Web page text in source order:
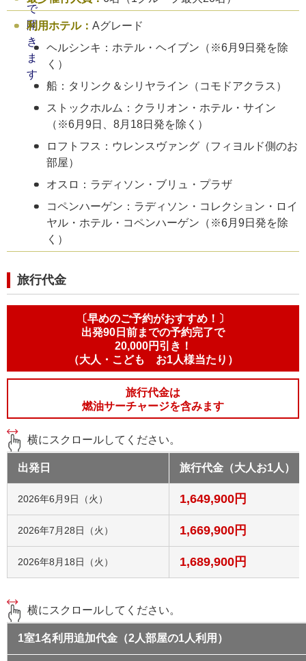
利用ホテル： Aグレード
ヘルシンキ：ホテル・ヘイブン（※6月9日発を除
く）
船：タリンク＆シリヤライン（コモドアクラス）
ストックホルム：クラリオン・ホテル・サイン
（※6月9日、8月18日発を除く）
ロフトフス：ウレンスヴァング（フィヨルド側のお
部屋）
オスロ：ラディソン・ブリュ・プラザ
コペンハーゲン：ラディソン・コレクション・ロイ
ヤル・ホテル・コペンハーゲン（※6月9日発を除
く）
旅行代金
〔早めのご予約がおすすめ！〕
出発90日前までの予約完了で
20,000円引き！
（大人・こども お1人様当たり）
旅行代金は
燃油サーチャージを含みます
横にスクロールしてください。
出発日 旅行代金（大人お1人）
2026年6月9日（火） 1,649,900円
2026年7月28日（火） 1,669,900円
2026年8月18日（火） 1,689,900円
横にスクロールしてください。
1室1名利用追加代金（2人部屋の1人利用）